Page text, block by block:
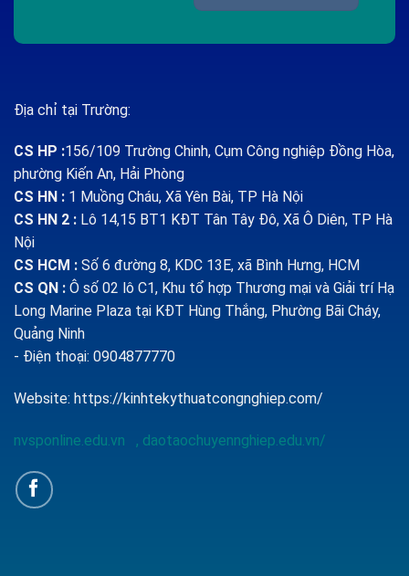
Địa chỉ tại Trường:
CS HP :156/109 Trường Chinh, Cụm Công nghiệp Đồng Hòa,
phường Kiến An, Hải Phòng
CS HN : 1 Muồng Cháu, Xã Yên Bài, TP Hà Nội
CS HN 2 : Lô 14,15 BT1 KĐT Tân Tây Đô, Xã Ô Diên, TP Hà
Nội
CS HCM : Số 6 đường 8, KDC 13E, xã Bình Hưng, HCM
CS QN : Ô số 02 lô C1, Khu tổ hợp Thương mại và Giải trí Hạ
Long Marine Plaza tại KĐT Hùng Thắng, Phường Bãi Cháy,
Quảng Ninh
- Điện thoại: 0904877770
Website: https://kinhtekythuatcongnghiep.com/
nvsponline.edu.vn , daotaochuyennghiep.edu.vn/